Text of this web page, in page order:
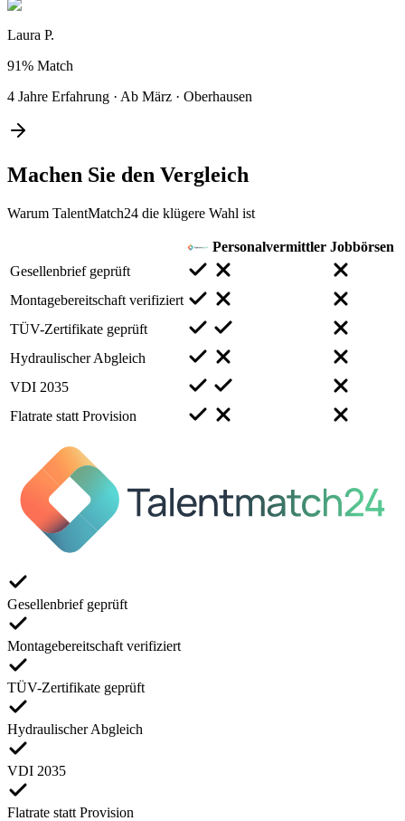
Laura P.
91% Match
4 Jahre Erfahrung · Ab März · Oberhausen
Machen Sie den Vergleich
Warum TalentMatch24 die klügere Wahl ist
Personalvermittler Jobbörsen
Gesellenbrief geprüft
Montagebereitschaft verifiziert
TÜV-Zertifikate geprüft
Hydraulischer Abgleich
VDI 2035
Flatrate statt Provision
Gesellenbrief geprüft
Montagebereitschaft verifiziert
TÜV-Zertifikate geprüft
Hydraulischer Abgleich
VDI 2035
Flatrate statt Provision